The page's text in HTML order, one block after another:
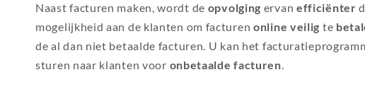
Naast facturen maken, wordt de opvolging ervan efficiënter
mogelijkheid aan de klanten om facturen online veilig te
de al dan niet betaalde facturen. U kan het
sturen naar klanten voor onbetaalde facturen.